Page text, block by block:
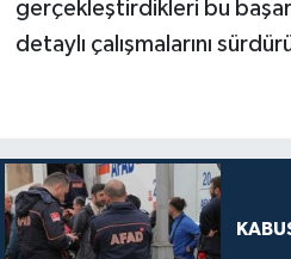
gerçekleştirdikleri bu
detaylı çalışmalarını